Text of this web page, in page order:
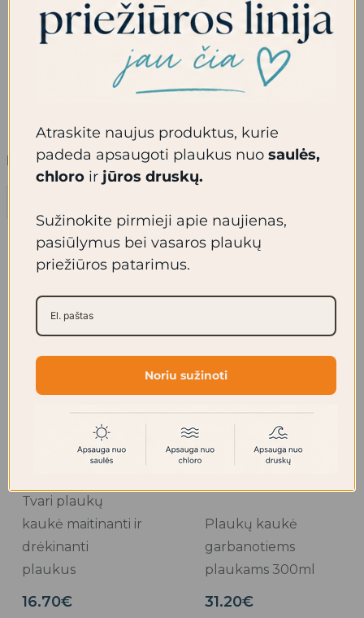
plaukus.
Išskalaukite plaukus.
Pakartokite veiksmą ir palikite veikti keletą
minučių.
kiekiu vandens.
Prieinamumas: Liko tik 2
kiekis:
Paruošiamasis
šampūnas
IŠPARDUOTA
Tvari plaukų
kaukė maitinanti ir
drėkinanti
plaukus
16.70€
Plaukų kaukė
garbanotiems
plaukams 300ml
31.20€
Atraskite naujus produktus, kurie
padeda apsaugoti plaukus nuo saulės,
chloro ir jūros druskų.
Sužinokite pirmieji apie naujienas,
pasiūlymus bei vasaros plaukų
priežiūros patarimus.
Noriu sužinoti